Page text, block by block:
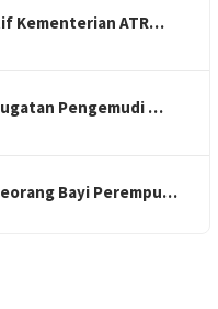
Kementerian ATR…
Pengemudi …
Bayi Perempu…